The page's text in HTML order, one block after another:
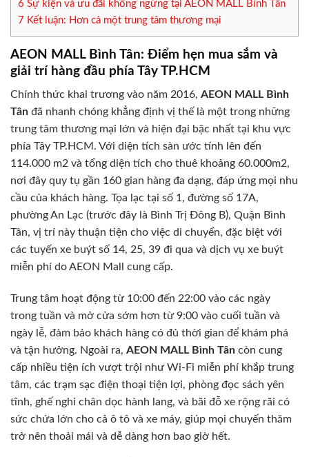
6 Sự kiện và ưu đãi không ngừng tại AEON MALL Bình Tân
7 Kết luận: Hơn cả một trung tâm thương mại
AEON MALL Bình Tân: Điểm hẹn mua sắm và
giải trí hàng đầu phía Tây TP.HCM
Chính thức khai trương vào năm 2016, AEON MALL Bình
Tân đã nhanh chóng khẳng định vị thế là một trong những
trung tâm thương mại lớn và hiện đại bậc nhất tại khu vực
phía Tây TP.HCM. Với diện tích sàn ước tính lên đến
114.000 m2 và tổng diện tích cho thuê khoảng 60.000m2,
nơi đây quy tụ gần 160 gian hàng đa dạng, đáp ứng mọi nhu
cầu của khách hàng. Tọa lạc tại số 1, đường số 17A,
phường An Lạc (trước đây là Bình Trị Đông B), Quận Bình
Tân, vị trí này thuận tiện cho việc di chuyển, đặc biệt với
các tuyến xe buýt số 14, 25, 39 đi qua và dịch vụ xe buýt
miễn phí do AEON Mall cung cấp.
Trung tâm hoạt động từ 10:00 đến 22:00 vào các ngày
trong tuần và mở cửa sớm hơn từ 9:00 vào cuối tuần và
ngày lễ, đảm bảo khách hàng có đủ thời gian để khám phá
và tận hưởng. Ngoài ra, AEON MALL Bình Tân còn cung
cấp nhiều tiện ích vượt trội như Wi-Fi miễn phí khắp trung
tâm, các trạm sạc điện thoại tiện lợi, phòng đọc sách yên
tĩnh, ghế nghỉ chân dọc hành lang, và bãi đỗ xe rộng rãi có
sức chứa lớn cho cả ô tô và xe máy, giúp mọi chuyến thăm
trở nên thoải mái và dễ dàng hơn bao giờ hết.